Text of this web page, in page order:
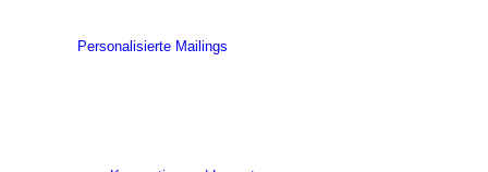
Personalisierte Mailings